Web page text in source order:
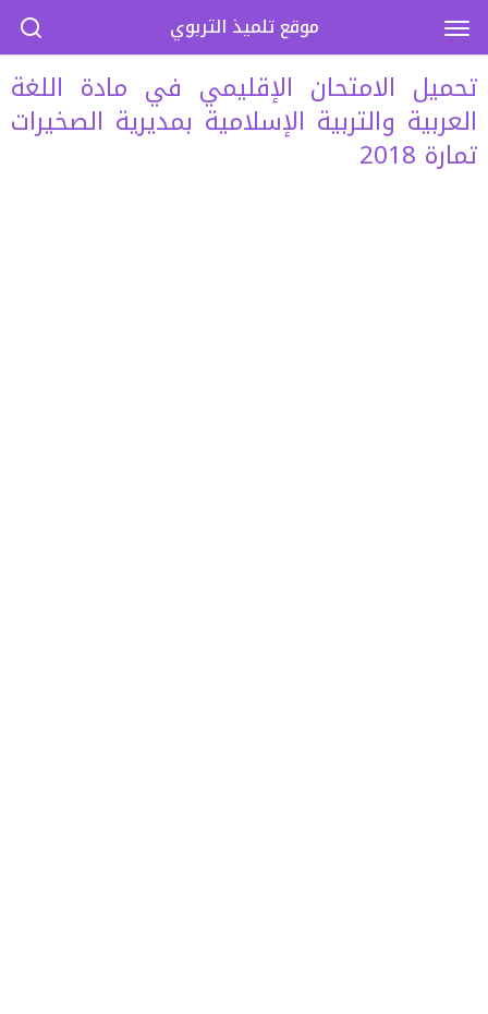
تحميل الامتحان الإقليمي في مادة اللغة
العربية والتربية الإسلامية بمديرية الصخيرات
تمارة 2018
موقع تلميذ التربوي